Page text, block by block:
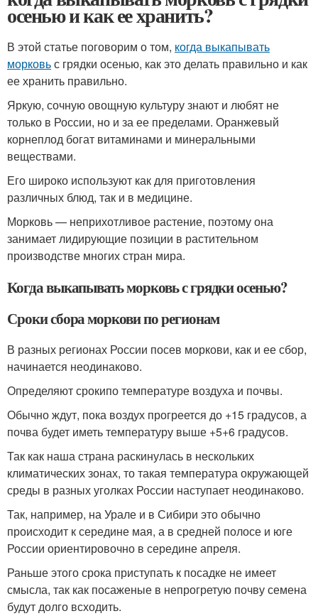
осенью и как ее хранить?
В этой статье поговорим о том, когда выкапывать
морковьс грядки осенью, как это делать правильно и как
ее хранить правильно.
Яркую, сочную овощную культуру знают и любят не
только в России, но и за ее пределами. Оранжевый
корнеплод богат витаминами и минеральными
веществами.
Его широко используют как для приготовления
различных блюд, так и в медицине.
Морковь — неприхотливое растение, поэтому она
занимает лидирующие позиции в растительном
производстве многих стран мира.
Когда выкапывать морковь с грядки осенью?
Сроки сбора моркови по регионам
В разных регионах России посев моркови, как и ее сбор,
начинается неодинаково.
Определяют срокипо температуре воздуха и почвы.
Обычно ждут, пока воздух прогреется до +15 градусов, а
почва будет иметь температуру выше +5+6 градусов.
Так как наша страна раскинулась в нескольких
климатических зонах, то такая температура окружающей
среды в разных уголках России наступает неодинаково.
Так, например, на Урале и в Сибири это обычно
происходит к середине мая, а в средней полосе и юге
России ориентировочно в середине апреля.
Раньше этого срока приступать к посадке не имеет
смысла, так как посаженые в непрогретую почву семена
будут долго всходить.